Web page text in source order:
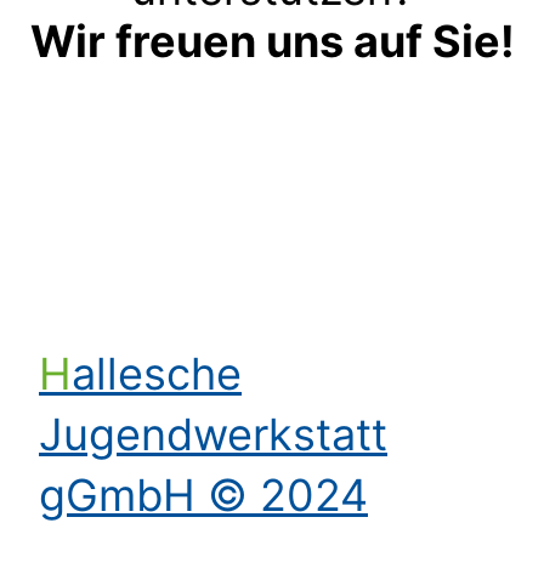
Wir freuen uns auf Sie!
Hallesche
Jugendwerkstatt
gGmbH © 2024